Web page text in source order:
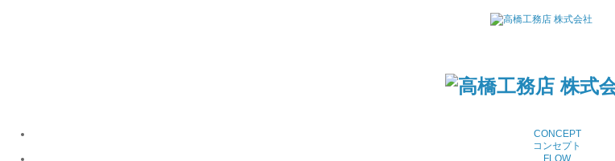
CONCEPT
コンセプト
FLOW